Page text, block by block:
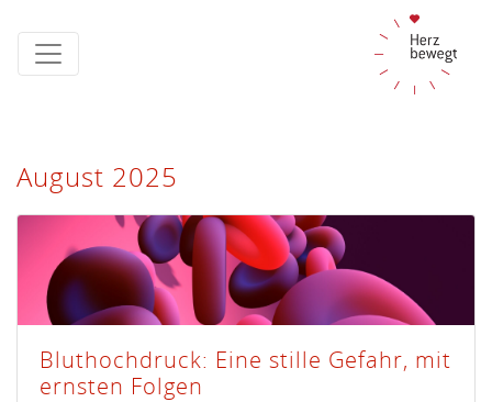
August 2025
Bluthochdruck: Eine stille Gefahr, mit
ernsten Folgen